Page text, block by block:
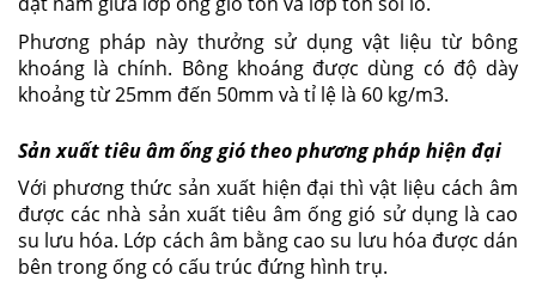
Phương pháp này thưởng sử dụng vật liệu từ bông
khoáng là chính. Bông khoáng được dùng có độ dày
khoảng từ 25mm đến 50mm và tỉ lệ là 60 kg/m3.
Sản xuất tiêu âm ống gió theo phương pháp hiện đại
Với phương thức sản xuất hiện đại thì vật liệu cách âm
được các nhà sản xuất tiêu âm ống gió sử dụng là cao
su lưu hóa. Lớp cách âm bằng cao su lưu hóa được dán
bên trong ống có cấu trúc đứng hình trụ.